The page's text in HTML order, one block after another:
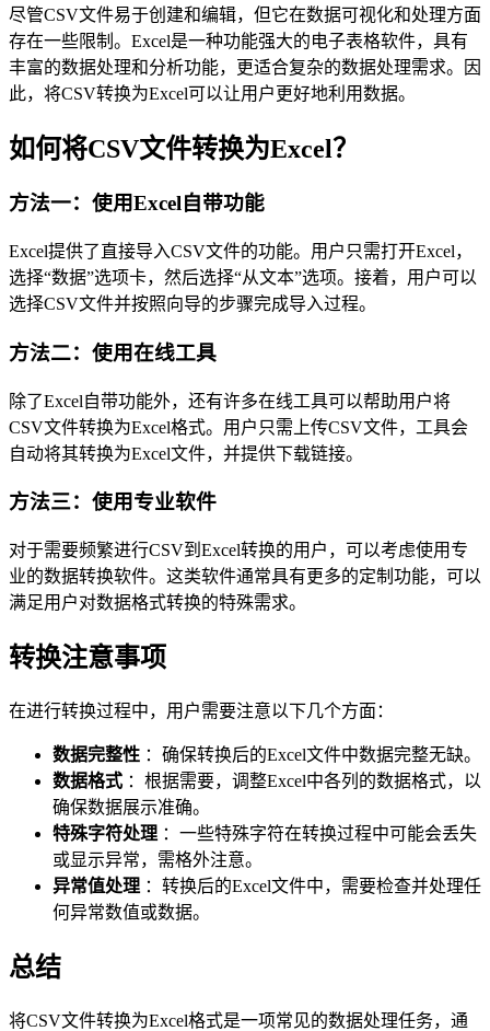
尽管CSV文件易于创建和编辑，但它在数据可视化和处理方面
存在一些限制。Excel是一种功能强大的电子表格软件，具有
丰富的数据处理和分析功能，更适合复杂的数据处理需求。因
此，将CSV转换为Excel可以让用户更好地利用数据。
如何将CSV文件转换为Excel？
方法一：使用Excel自带功能
Excel提供了直接导入CSV文件的功能。用户只需打开Excel，
选择“数据”选项卡，然后选择“从文本”选项。接着，用户可以
选择CSV文件并按照向导的步骤完成导入过程。
方法二：使用在线工具
除了Excel自带功能外，还有许多在线工具可以帮助用户将
CSV文件转换为Excel格式。用户只需上传CSV文件，工具会
自动将其转换为Excel文件，并提供下载链接。
方法三：使用专业软件
对于需要频繁进行CSV到Excel转换的用户，可以考虑使用专
业的数据转换软件。这类软件通常具有更多的定制功能，可以
满足用户对数据格式转换的特殊需求。
转换注意事项
在进行转换过程中，用户需要注意以下几个方面：
数据完整性 ：确保转换后的Excel文件中数据完整无缺。
数据格式 ：根据需要，调整Excel中各列的数据格式，以
确保数据展示准确。
特殊字符处理 ：一些特殊字符在转换过程中可能会丢失
或显示异常，需格外注意。
异常值处理 ：转换后的Excel文件中，需要检查并处理任
何异常数值或数据。
总结
将CSV文件转换为Excel格式是一项常见的数据处理任务，通